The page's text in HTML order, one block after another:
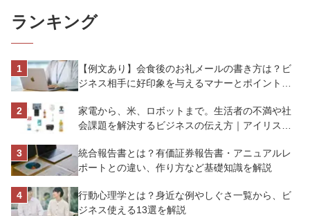
ランキング
【例文あり】会食後のお礼メールの書き方は？ビ
ジネス相手に好印象を与えるマナーとポイントを
家電から、米、ロボットまで。生活者の不満や社
会課題を解決するビジネスの伝え方｜アイリスオ
統合報告書とは？有価証券報告書・アニュアルレ
ポートとの違い、作り方など基礎知識を解説
行動心理学とは？身近な例やしぐさ一覧から、ビ
ジネス使える13選を解説